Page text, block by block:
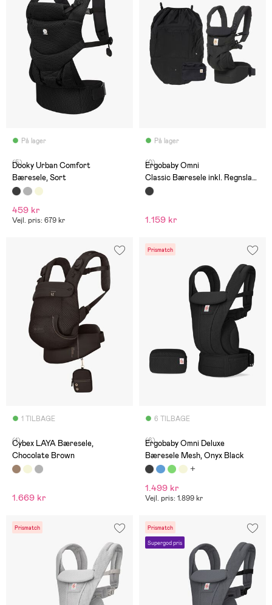
På lager
(5)
Dooky Urban Comfort
Bæresele, Sort
459 kr
Vejl. pris: 679 kr
På lager
(0)
Ergobaby Omni
Classic Bæresele inkl. Regnslag,
Sort
1.159 kr
1 TILBAGE
(1)
Cybex LAYA Bæresele,
Chocolate Brown
1.669 kr
Prismatch
6 TILBAGE
(6)
Ergobaby Omni Deluxe
Bæresele Mesh, Onyx Black
1.499 kr
Vejl. pris: 1.899 kr
Prismatch Prismatch
Supergod pris